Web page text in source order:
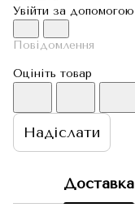
Увійти за допомогою
Оцініть товар
Надіслати
Доставка